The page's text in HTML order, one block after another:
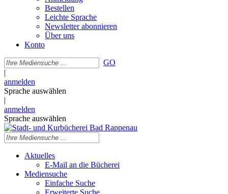
Bestellen
Leichte Sprache
Newsletter abonnieren
Über uns
Konto
GO
|
anmelden
Sprache auswählen
|
anmelden
Sprache auswählen
Aktuelles
E-Mail an die Bücherei
Mediensuche
Einfache Suche
Erweiterte Suche